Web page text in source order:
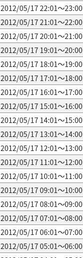
2012/05/17 22:01～23:00
2012/05/17 21:01～22:00
2012/05/17 20:01～21:00
2012/05/17 19:01～20:00
2012/05/17 18:01～19:00
2012/05/17 17:01～18:00
2012/05/17 16:01～17:00
2012/05/17 15:01～16:00
2012/05/17 14:01～15:00
2012/05/17 13:01～14:00
2012/05/17 12:01～13:00
2012/05/17 11:01～12:00
2012/05/17 10:01～11:00
2012/05/17 09:01～10:00
2012/05/17 08:01～09:00
2012/05/17 07:01～08:00
2012/05/17 06:01～07:00
2012/05/17 05:01～06:00